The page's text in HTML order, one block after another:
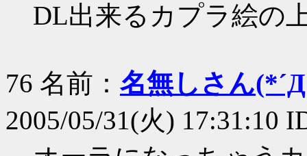
DL出来るカプラ絵の
76 名前： 名無しさん
2005/05/31(火) 17:31:10